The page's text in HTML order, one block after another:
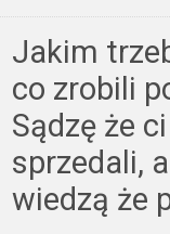
Jakim
co zrobili
Sądzę że
sprzedali,
wiedzą że